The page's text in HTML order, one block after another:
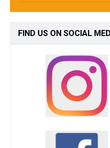
FIND US ON SOCIAL